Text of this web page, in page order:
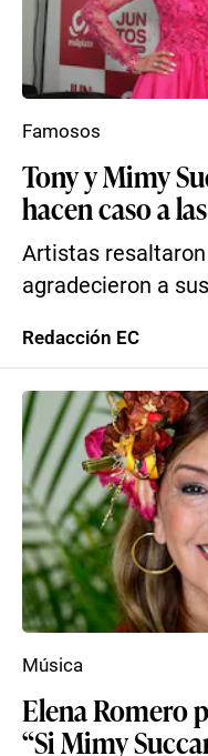
Tony y Mimy
hacen caso a
Artistas
agradecieron a
Famosos
Redacción EC
Elena Romero
“Si Mimy
Música